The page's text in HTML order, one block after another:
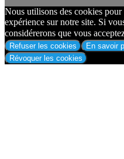
Nous utilisons des cookies
expérience sur notre site. Si
considérerons que vous
Refuser les cookies
En savoir
Révoquer les cookies